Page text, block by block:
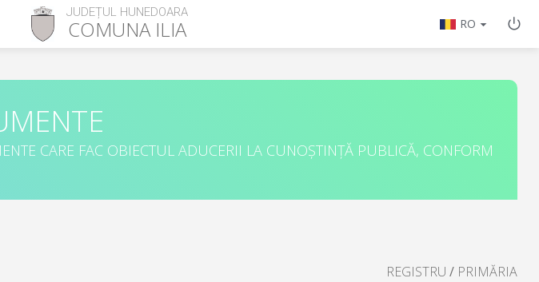
JUDEȚUL HUNEDOARA
COMUNA ILIA RO
CARE FAC OBIECTUL ADUCERII LA CUNOȘTINȚĂ PUBLICĂ, CONFORM
REGISTRU / PRIMĂRIA